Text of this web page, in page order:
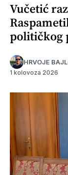
Vučetić
političkog
HRVOJE
1 kolovoza 2026